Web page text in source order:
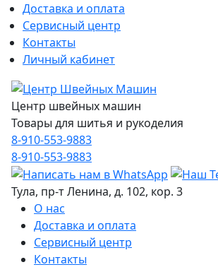
Доставка и оплата
Сервисный центр
Контакты
Личный кабинет
Центр швейных машин
Товары для шитья и рукоделия
8-910-553-9883
8-910-553-9883
Тула, пр-т Ленина, д. 102, кор. 3
О нас
Доставка и оплата
Сервисный центр
Контакты